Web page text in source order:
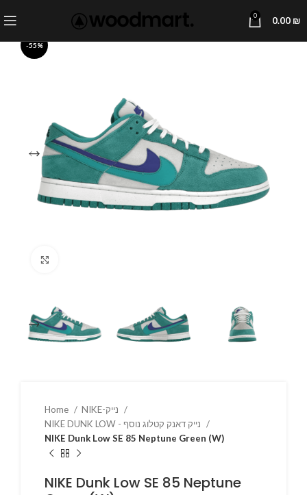
0 0.00 ₪
-55%
Home
NIKE Dunk Low SE 85 Neptune Green (W)
NIKE Dunk Low SE 85 Neptune